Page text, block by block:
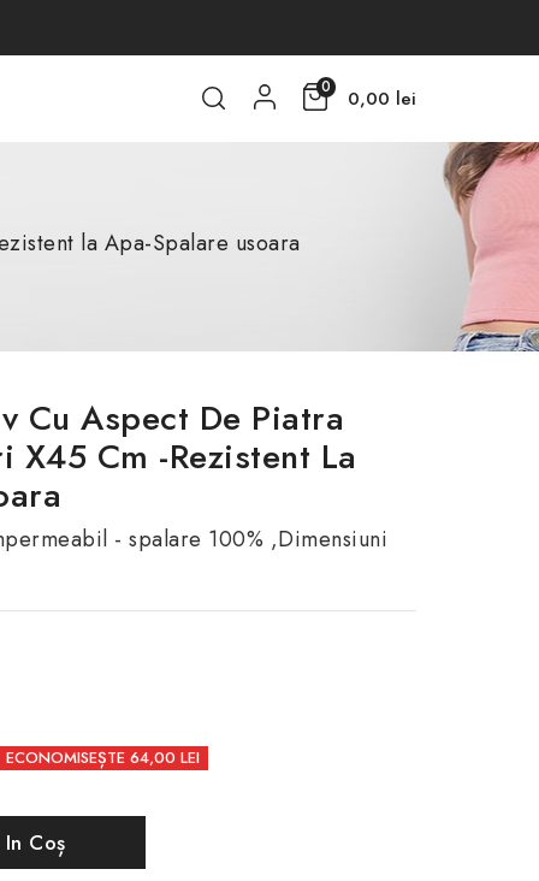
0 0,00 lei
la Apa-Spalare usoara
Cu Aspect De Piatra
X45 Cm -Rezistent La
- spalare 100% ,Dimensiuni
ECONOMISEȘTE 64,00 LEI
Coș